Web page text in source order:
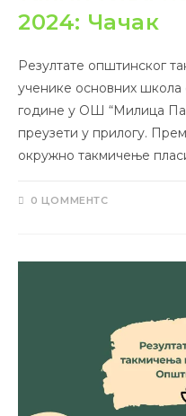
2024: Чачак
Резултате општинског
ученике основних школа
године у ОШ “Милица
преузети у прилогу.
окружно такмичење
0 ЦОММЕНТС